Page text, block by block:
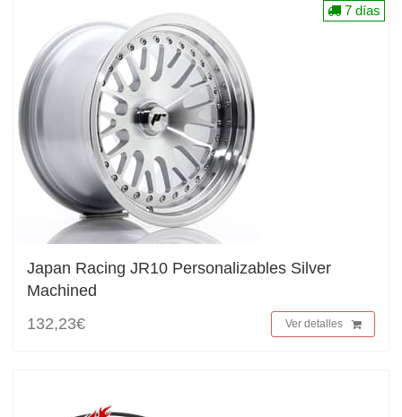
Japan Racing JR10 Personalizables Silver
Machined
132,23€
Ver detalles
7 días